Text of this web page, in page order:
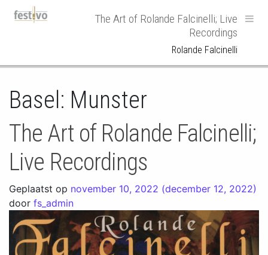
HoofdnavigatieThe Art of Rolande Falcinelli; Live
Recordings
Rolande Falcinelli
Basel: Munster
The Art of Rolande Falcinelli;
Live Recordings
Geplaatst op november 10, 2022 (december 12, 2022)
door fs_admin